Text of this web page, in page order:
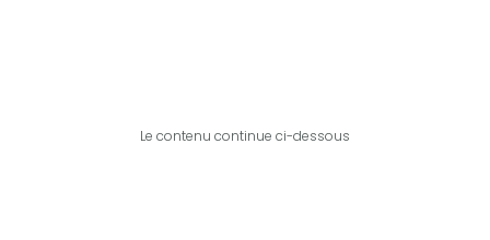
Le contenu continue ci-dessous